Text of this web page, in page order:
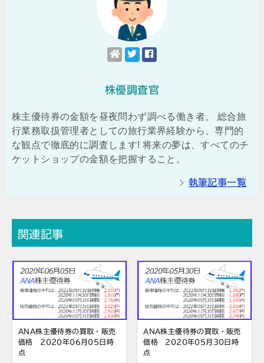
株優調査官
株主優待券の金額を昼夜問わず調べる働き者。 総合旅
行業務取扱管理者としての旅行業界経験から、専門的
な観点で徹底的に調査します! 将来の夢は、すべてのチ
ケットショップの金額を把握すること。
執筆記事一覧
関連記事
ANA株主優待券の買取・販売
価格 2020年06月05日時
点
ANA株主優待券の買取・販売
価格 2020年05月30日時
点